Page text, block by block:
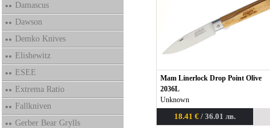
Damascus
Dawson
Demko Knives
Elishewitz
ESEE
Extrema Ratio
Fallkniven
Gerber Bear Grylls
Mam Linerlock Drop Point Olive
2036L
Unknown
18.41 € / 36.01 лв.